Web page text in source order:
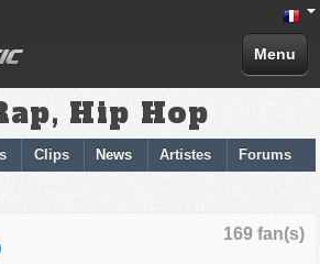
Menu
Hip Hop
Clips News Artistes Forums
169 fan(s)